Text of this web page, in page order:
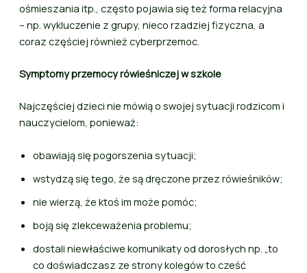
ośmieszania itp., często pojawia się też forma relacyjna
– np. wykluczenie z grupy, nieco rzadziej fizyczna, a
coraz częściej również cyberprzemoc.
Symptomy przemocy rówieśniczej w szkole
Najczęściej dzieci nie mówią o swojej sytuacji rodzicom i
nauczycielom, ponieważ:
obawiają się pogorszenia sytuacji;
wstydzą się tego, że są dręczone przez rówieśników;
nie wierzą, że ktoś im może pomóc;
boją się zlekceważenia problemu;
dostali niewłaściwe komunikaty od dorosłych np. „to
co doświadczasz ze strony kolegów to cześć